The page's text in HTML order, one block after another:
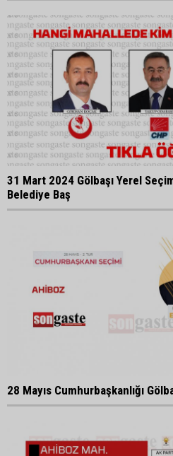
31 Mart 2024 Gölbaşı Yerel
Belediye Baş
28 Mayıs Cumhurbaşkanlığı